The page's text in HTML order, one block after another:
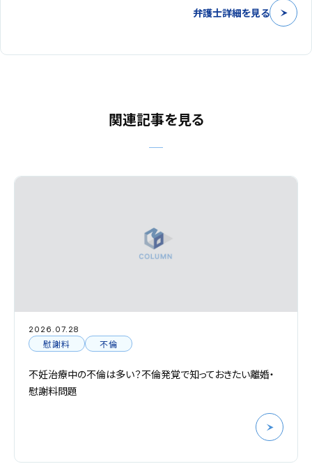
弁護士詳細を見る
関連記事を見る
2026.07.28
慰謝料
不倫
不妊治療中の不倫は多い？不倫発覚で知っておきたい離婚・
慰謝料問題